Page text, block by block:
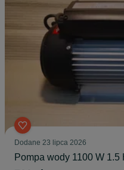
Dodane 23 lipca 2026
Pompa wody 1100 W